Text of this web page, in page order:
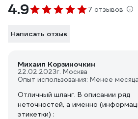
4.9 7 отзывов
Написать отзыв
Михаил Корзиночкин
22.02.2023г. Москва
Опыт использования: Менее месяца
Отличный шланг. В описании ряд
неточностей, а именно
этикетки) :